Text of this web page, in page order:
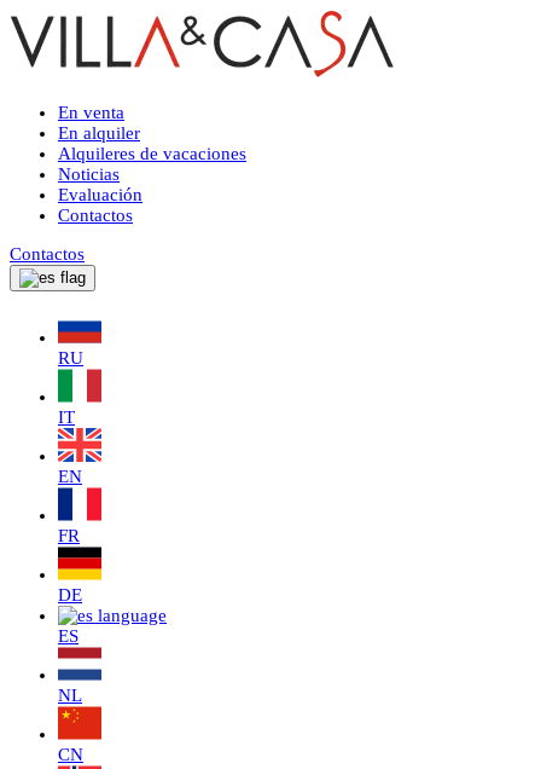
En venta
En alquiler
Alquileres de vacaciones
Noticias
Evaluación
Contactos
Contactos
RU
IT
EN
FR
DE
ES
NL
CN